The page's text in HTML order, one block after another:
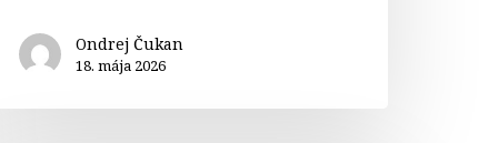
Ondrej Čukan
18. mája 2026